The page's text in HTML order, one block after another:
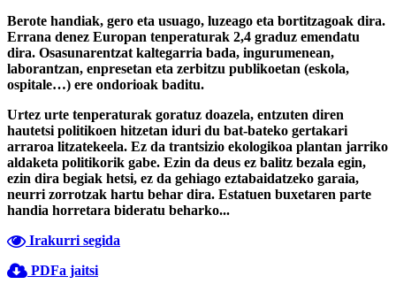
Berote handiak, gero eta usuago, luzeago eta bortitzagoak dira.
Errana denez Europan tenperaturak 2,4 graduz emendatu
dira. Osasunarentzat kaltegarria bada, ingurumenean,
laborantzan, enpresetan eta zerbitzu publikoetan (eskola,
ospitale…) ere ondorioak baditu.
Urtez urte tenperaturak goratuz doazela, entzuten diren
hautetsi politikoen hitzetan iduri du bat-bateko gertakari
arraroa litzatekeela. Ez da trantsizio ekologikoa plantan jarriko
aldaketa politikorik gabe. Ezin da deus ez balitz bezala egin,
ezin dira begiak hetsi, ez da gehiago eztabaidatzeko garaia,
neurri zorrotzak hartu behar dira. Estatuen buxetaren parte
handia horretara bideratu beharko...
Irakurri segida
PDFa jaitsi